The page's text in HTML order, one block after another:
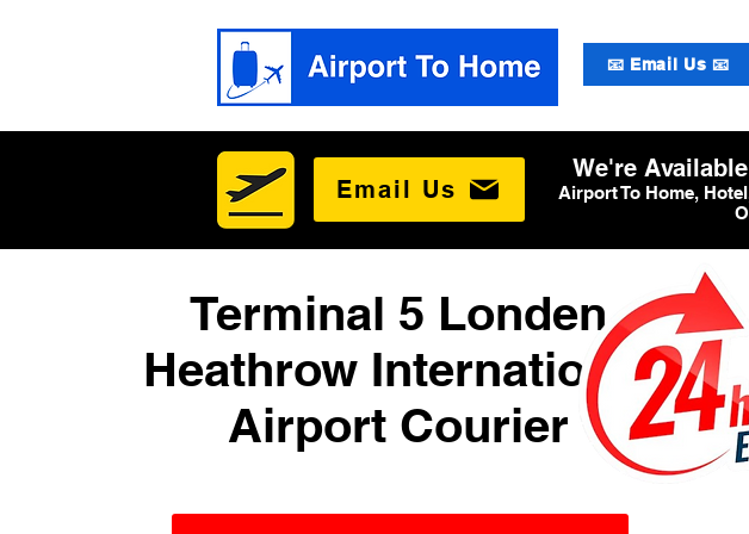
📧 Email Us 📧
Email Us
We're
Airport To Home,
Terminal 5 Londen
Heathrow International
Airport Courier